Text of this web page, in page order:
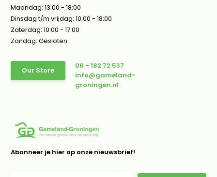
Maandag: 13:00 - 18:00
Dinsdag t/m vrijdag: 10:00 - 18:00
Zaterdag: 10:00 - 17:00
Zondag: Gesloten
Our Store
06 - 182 72 537
info@gameland-
groningen.nl
Abonneer je hier op onze nieuwsbrief!